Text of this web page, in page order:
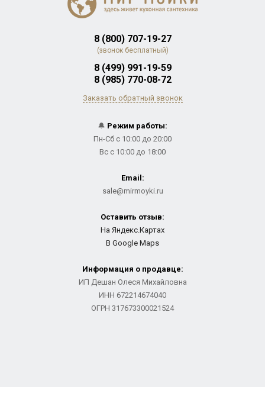
8 (800) 707-19-27
(звонок бесплатный)
8 (499) 991-19-59
8 (985) 770-08-72
Заказать обратный звонок
🔔 Режим работы:
Пн-Сб с 10:00 до 20:00
Вс с 10:00 до 18:00
Email:
sale@mirmoyki.ru
Оставить отзыв:
На Яндекс.Картах
В Google Maps
Информация о продавце:
ИП Дешан Олеся Михайловна
ИНН 672214674040
ОГРН 317673300021524